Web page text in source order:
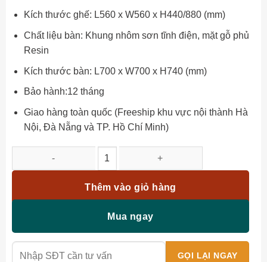
Kích thước ghế: L560 x W560 x H440/880 (mm)
Chất liệu bàn: Khung nhôm sơn tĩnh điện, mặt gỗ phủ
Resin
Kích thước bàn: L700 x W700 x H740 (mm)
Bảo hành:12 tháng
Giao hàng toàn quốc (Freeship khu vực nội thành Hà
Nội, Đà Nẵng và TP. Hồ Chí Minh)
Thêm vào giỏ hàng
Mua ngay